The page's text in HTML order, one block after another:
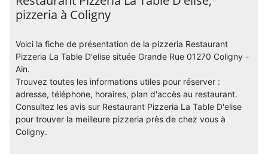
pizzeria à Coligny
Voici la fiche de présentation de la pizzeria Restaurant
Pizzeria La Table D'elise située Grande Rue 01270 Coligny -
Ain.
Trouvez toutes les informations utiles pour réserver :
adresse, téléphone, horaires, plan d'accès au restaurant.
Consultez les avis sur Restaurant Pizzeria La Table D'elise
pour trouver la meilleure pizzeria près de chez vous à
Coligny.